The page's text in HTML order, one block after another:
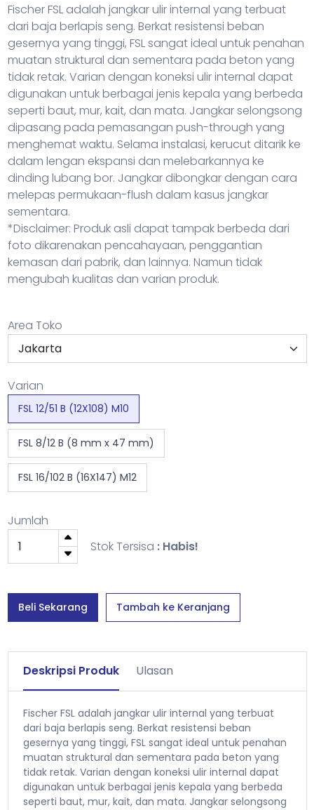
Fischer FSL adalah jangkar ulir internal yang terbuat
dari baja berlapis seng. Berkat resistensi beban
gesernya yang tinggi, FSL sangat ideal untuk penahan
muatan struktural dan sementara pada beton yang
tidak retak. Varian dengan koneksi ulir internal dapat
digunakan untuk berbagai jenis kepala yang berbeda
seperti baut, mur, kait, dan mata. Jangkar selongsong
dipasang pada pemasangan push-through yang
menghemat waktu. Selama instalasi, kerucut ditarik ke
dalam lengan ekspansi dan melebarkannya ke
dinding lubang bor. Jangkar dibongkar dengan cara
melepas permukaan-flush dalam kasus jangkar
sementara.
*Disclaimer: Produk asli dapat tampak berbeda dari
foto dikarenakan pencahayaan, penggantian
kemasan dari pabrik, dan lainnya. Namun tidak
mengubah kualitas dan varian produk.
Area Toko
Varian
FSL 12/51 B (12X108) M10
FSL 8/12 B (8 mm x 47 mm)
FSL 16/102 B (16X147) M12
Jumlah
Stok Tersisa : Habis!
Beli Sekarang Tambah ke Keranjang
Deskripsi Produk Ulasan
Fischer FSL adalah jangkar ulir internal yang terbuat
dari baja berlapis seng. Berkat resistensi beban
gesernya yang tinggi, FSL sangat ideal untuk penahan
muatan struktural dan sementara pada beton yang
tidak retak. Varian dengan koneksi ulir internal dapat
digunakan untuk berbagai jenis kepala yang berbeda
seperti baut, mur, kait, dan mata. Jangkar selongsong